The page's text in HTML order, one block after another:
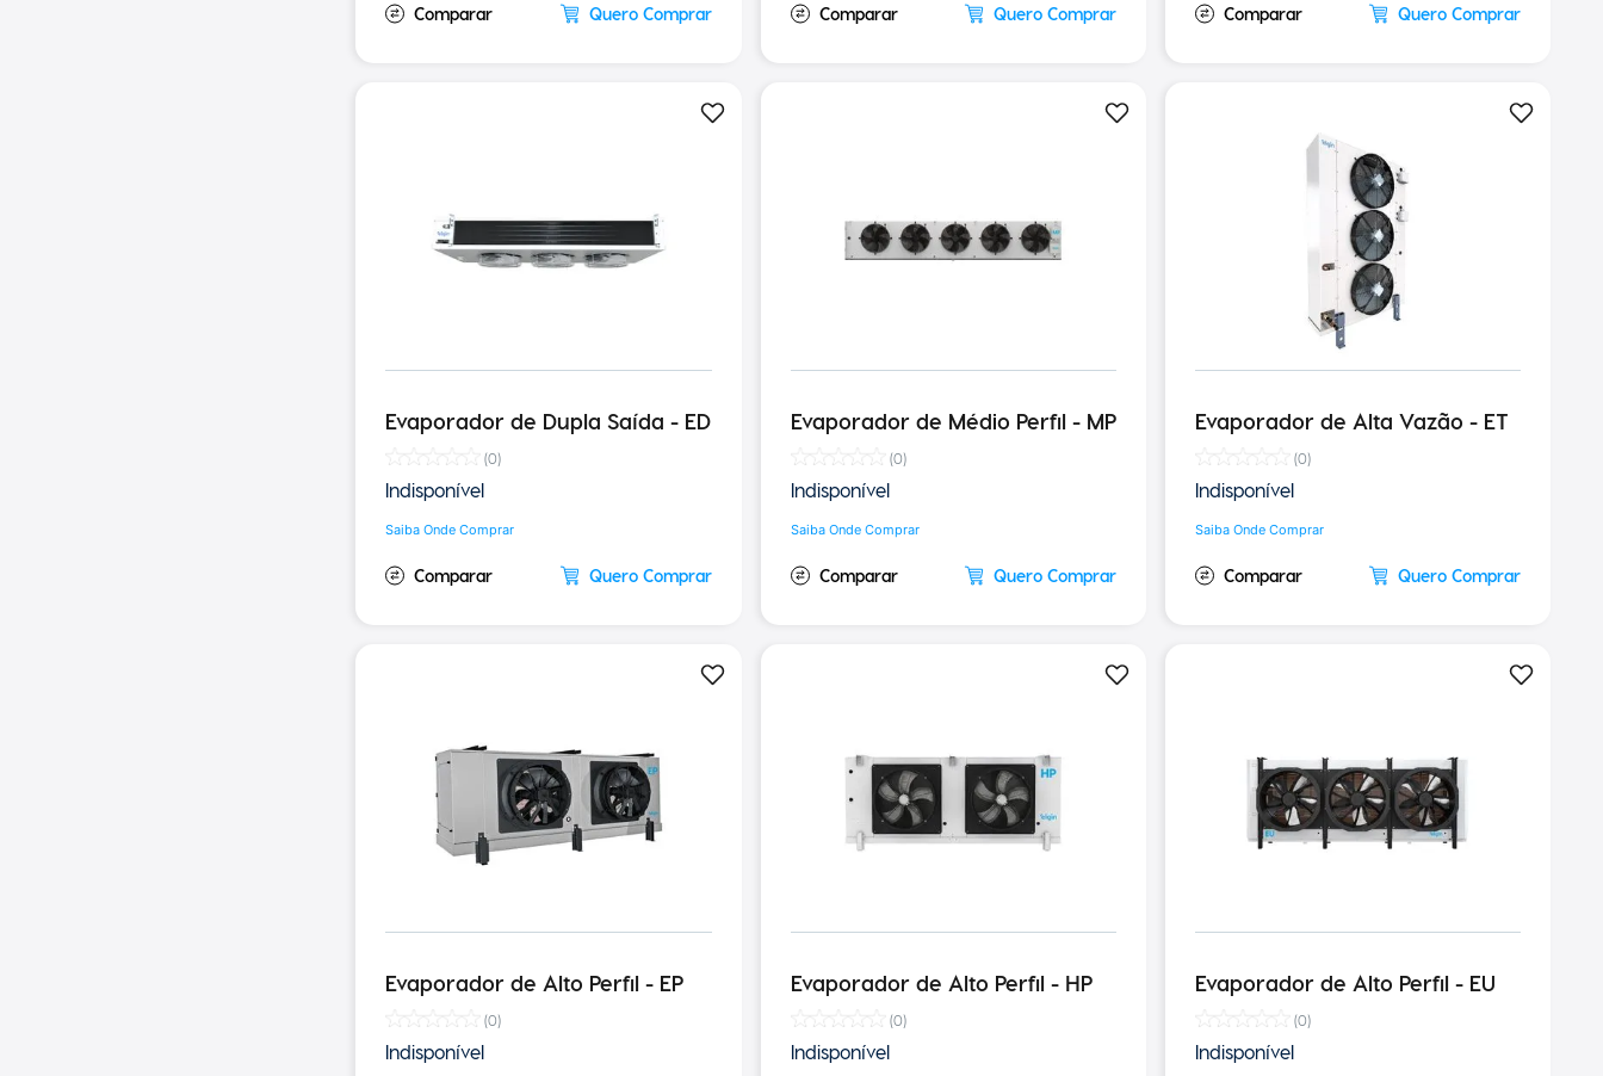
Quero Comprar Quero Comprar Quero Comprar
Evaporador de Dupla Saída - ED
(0)
Indisponível
Saiba Onde Comprar
Quero Comprar
Evaporador de Médio Perfil - MP
(0)
Indisponível
Saiba Onde Comprar
Quero Comprar
Evaporador de Alta Vazão - ET
(0)
Indisponível
Saiba Onde Comprar
Quero Comprar
Evaporador de Alto Perfil - EP
(0)
Indisponível
Evaporador de Alto Perfil - HP
(0)
Indisponível
Evaporador de Alto Perfil - EU
(0)
Indisponível